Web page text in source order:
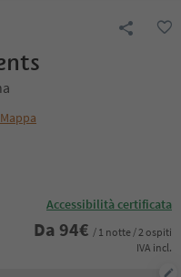
Accessibilità certificata
Da 94€ / 1 notte / 2 ospiti
IVA incl.